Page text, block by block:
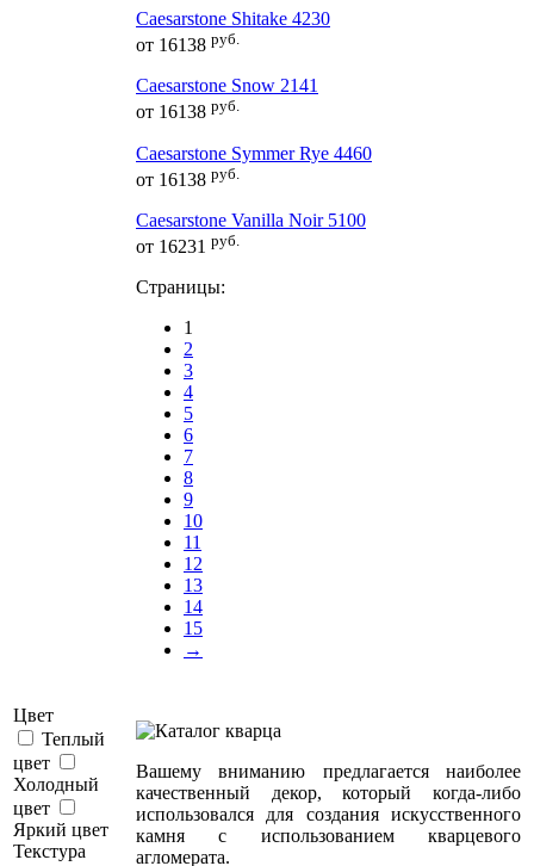
Цвет
Теплый
цвет
Холодный
цвет
Яркий цвет
Текстура
Caesarstone Shitake 4230
от 16138 руб.
Caesarstone Snow 2141
от 16138 руб.
Caesarstone Symmer Rye 4460
от 16138 руб.
Caesarstone Vanilla Noir 5100
от 16231 руб.
Страницы:
1
2
3
4
5
6
7
8
9
10
11
12
13
14
15
→
Вашему вниманию предлагается наиболее
качественный декор, который когда-либо
использовался для создания искусственного
камня с использованием кварцевого
агломерата.